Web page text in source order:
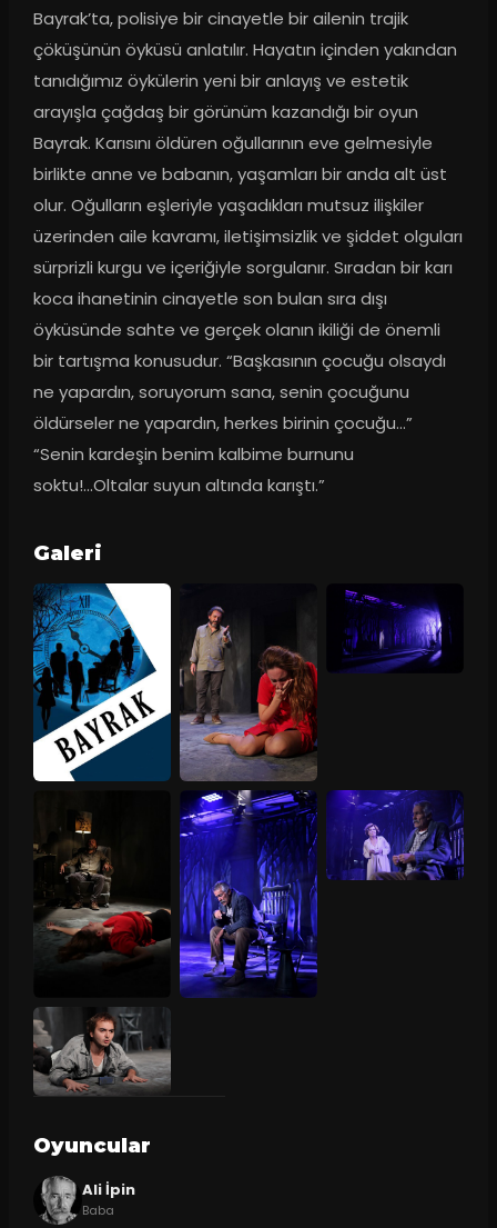
Bayrak’ta, polisiye bir cinayetle bir ailenin trajik
çöküşünün öyküsü anlatılır. Hayatın içinden yakından
tanıdığımız öykülerin yeni bir anlayış ve estetik
arayışla çağdaş bir görünüm kazandığı bir oyun
Bayrak. Karısını öldüren oğullarının eve gelmesiyle
birlikte anne ve babanın, yaşamları bir anda alt üst
olur. Oğulların eşleriyle yaşadıkları mutsuz ilişkiler
üzerinden aile kavramı, iletişimsizlik ve şiddet olguları
sürprizli kurgu ve içeriğiyle sorgulanır. Sıradan bir karı
koca ihanetinin cinayetle son bulan sıra dışı
öyküsünde sahte ve gerçek olanın ikiliği de önemli
bir tartışma konusudur. “Başkasının çocuğu olsaydı
ne yapardın, soruyorum sana, senin çocuğunu
öldürseler ne yapardın, herkes birinin çocuğu…”
“Senin kardeşin benim kalbime burnunu
soktu!...Oltalar suyun altında karıştı.”
Galeri
Oyuncular
Ali İpin
Baba